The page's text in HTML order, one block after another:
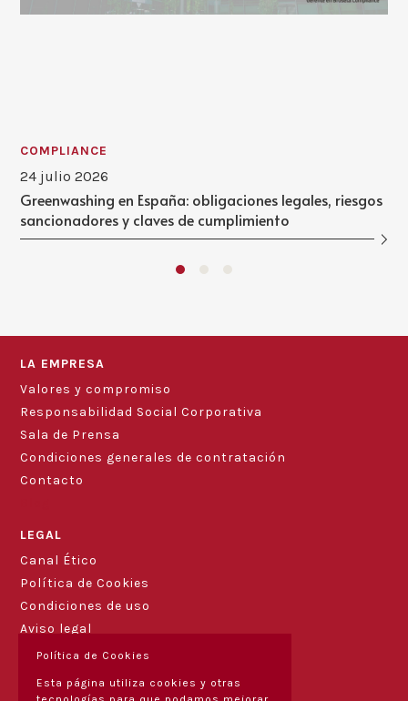
COMPLIANCE
24 julio 2026
Greenwashing en España: obligaciones legales, riesgos
sancionadores y claves de cumplimiento
LA EMPRESA
Valores y compromiso
Responsabilidad Social Corporativa
Sala de Prensa
Condiciones generales de contratación
Contacto
LEGAL
Canal Ético
Política de Cookies
Condiciones de uso
Aviso legal
Política de Cookies
Esta página utiliza cookies y otras